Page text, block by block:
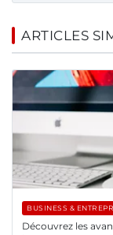
ARTICLES
BUSINESS &
Découvrez les